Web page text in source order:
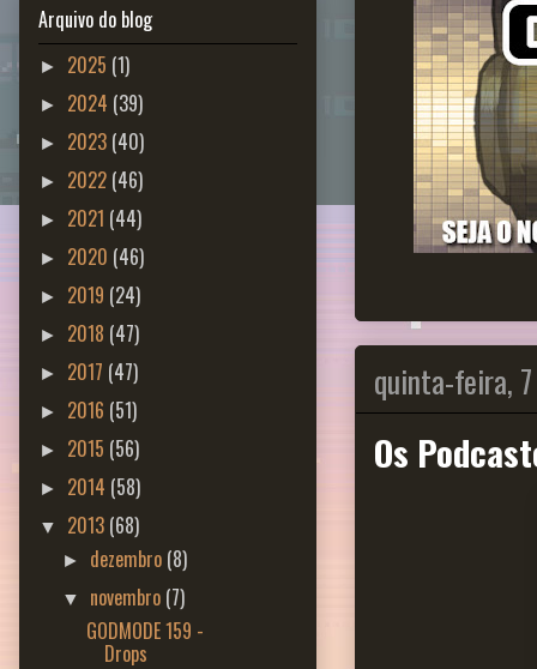
quinta-feira,
Os
Arquivo do blog
► 2025 (1)
► 2024 (39)
► 2023 (40)
► 2022 (46)
► 2021 (44)
► 2020 (46)
► 2019 (24)
► 2018 (47)
► 2017 (47)
► 2016 (51)
► 2015 (56)
► 2014 (58)
▼ 2013 (68)
► dezembro (8)
▼ novembro (7)
GODMODE 159 -
Drops